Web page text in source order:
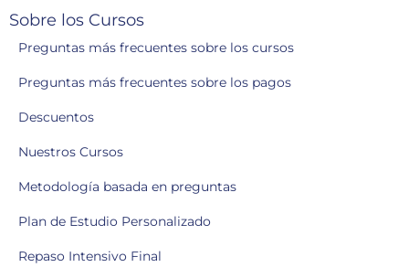
Sobre los Cursos
Preguntas más frecuentes sobre los cursos
Preguntas más frecuentes sobre los pagos
Descuentos
Nuestros Cursos
Metodología basada en preguntas
Plan de Estudio Personalizado
Repaso Intensivo Final